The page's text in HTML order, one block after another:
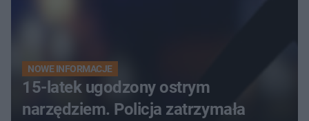
NOWE INFORMACJE
15-latek ugodzony ostrym
narzędziem. Policja zatrzymała